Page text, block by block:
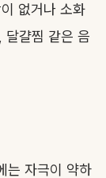
없거나 소화
달걀찜 같은 음
는 자극이 약하